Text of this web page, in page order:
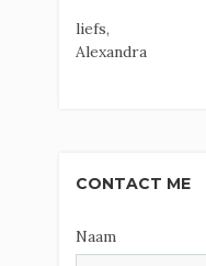
liefs,
Alexandra
CONTACT ME
Naam